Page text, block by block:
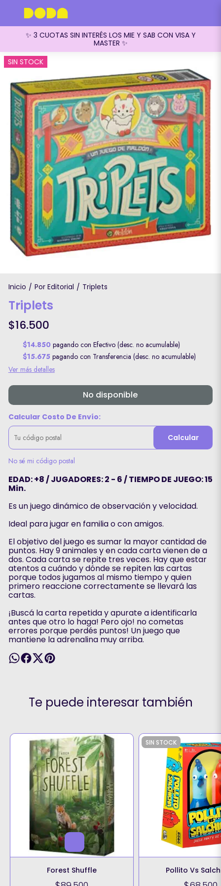
✨ 3 CUOTAS SIN INTERÉS LOS MIE Y SAB CON VISA Y
MASTER ✨
SIN STOCK
Inicio / Por Editorial / Triplets
Triplets
$16.500
$14.850 pagando con Efectivo (desc. no acumulable)
$15.675 pagando con Transferencia (desc. no acumulable)
Ver más detalles
No disponible
Calcular Costo De Envío:
Calcular
No sé mi código postal
EDAD: +8 / JUGADORES: 2 - 6 / TIEMPO DE JUEGO: 15
Min.
Es un juego dinámico de observación y velocidad.
Ideal para jugar en familia o con amigos.
El objetivo del juego es sumar la mayor cantidad de
puntos. Hay 9 animales y en cada carta vienen de a
dos. Cada carta se repite tres veces. Hay que estar
atentos a cuándo y dónde se repiten las cartas
porque todos jugamos al mismo tiempo y quien
primero reaccione correctamente se llevará las
cartas.
¡Buscá la carta repetida y apurate a identificarla
antes que otro lo haga! Pero ojo! no cometas
errores porque perdés puntos! Un juego que
mantiene la adrenalina muy arriba.
Te puede interesar también
Forest Shuffle
SIN STOCK
Pollito Vs